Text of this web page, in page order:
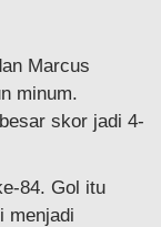
Marcus
minum.
skor jadi 4-
84. Gol itu
menjadi